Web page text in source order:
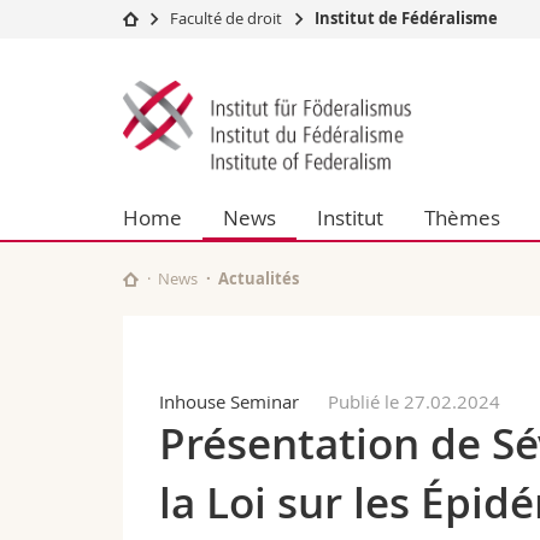
Université
Etudes
Campus
Recherche
Formation continue
Sciences
Sciences
Faculté de droit Institut de Fédéralisme
Institut
du
fédéralisme
Home News Institut Thèmes
News Actualités
Inhouse Seminar Publié le 27.02.2024
Présentation de
la Loi sur les